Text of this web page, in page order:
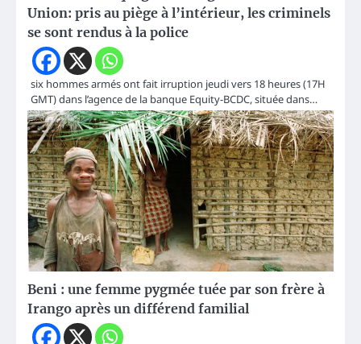
Union: pris au piège à l’intérieur, les criminels
se sont rendus à la police
six hommes armés ont fait irruption jeudi vers 18 heures (17H
GMT) dans l’agence de la banque Equity-BCDC, située dans…
Beni : une femme pygmée tuée par son frère à
Irango après un différend familial